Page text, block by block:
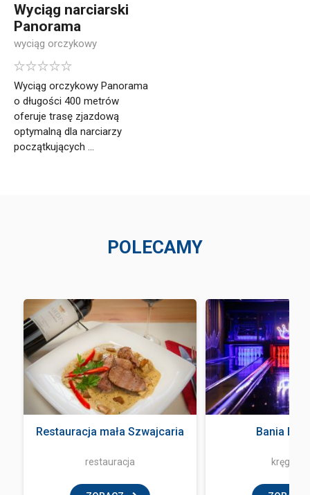
Wyciąg narciarski
Panorama
wyciąg orczykowy
Wyciąg orczykowy Panorama
o długości 400 metrów
oferuje trasę zjazdową
optymalną dla narciarzy
początkujących ...
POLECAMY
Restauracja mała Szwajcaria
restauracja
Bania